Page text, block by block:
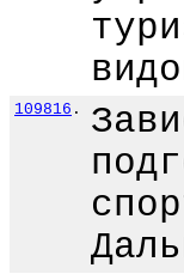
109816 .